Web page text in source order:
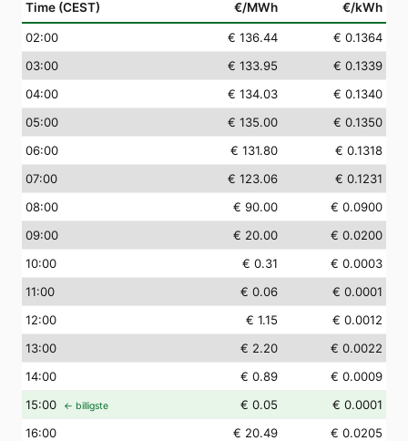
Time (CEST) €/MWh €/kWh
02:00 € 136.44
€ 0.1364
03:00 € 133.95
€ 0.1339
04:00 € 134.03
€ 0.1340
05:00 € 135.00
€ 0.1350
06:00 € 131.80
€ 0.1318
07:00 € 123.06
€ 0.1231
08:00 € 90.00
€ 0.0900
09:00 € 20.00
€ 0.0200
10:00 € 0.31
€ 0.0003
11:00 € 0.06
€ 0.0001
12:00 € 1.15
€ 0.0012
13:00 € 2.20
€ 0.0022
14:00 € 0.89
€ 0.0009
15:00 ← billigste € 0.05
€ 0.0001
16:00 € 20.49
€ 0.0205